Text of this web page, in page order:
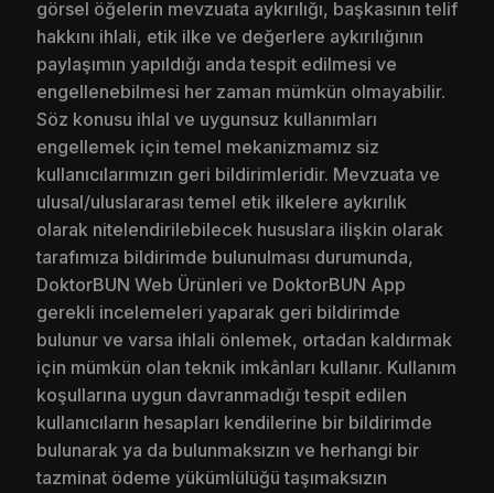
görsel öğelerin mevzuata aykırılığı, başkasının telif
hakkını ihlali, etik ilke ve değerlere aykırılığının
paylaşımın yapıldığı anda tespit edilmesi ve
engellenebilmesi her zaman mümkün olmayabilir.
Söz konusu ihlal ve uygunsuz kullanımları
engellemek için temel mekanizmamız siz
kullanıcılarımızın geri bildirimleridir. Mevzuata ve
ulusal/uluslararası temel etik ilkelere aykırılık
olarak nitelendirilebilecek hususlara ilişkin olarak
tarafımıza bildirimde bulunulması durumunda,
DoktorBUN Web Ürünleri ve DoktorBUN App
gerekli incelemeleri yaparak geri bildirimde
bulunur ve varsa ihlali önlemek, ortadan kaldırmak
için mümkün olan teknik imkânları kullanır. Kullanım
koşullarına uygun davranmadığı tespit edilen
kullanıcıların hesapları kendilerine bir bildirimde
bulunarak ya da bulunmaksızın ve herhangi bir
tazminat ödeme yükümlülüğü taşımaksızın